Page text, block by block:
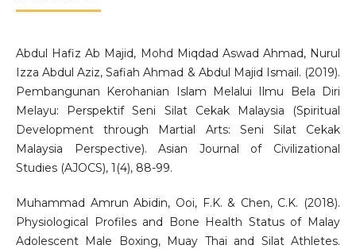
Abdul Hafiz Ab Majid, Mohd Miqdad Aswad Ahmad, Nurul
Izza Abdul Aziz, Safiah Ahmad & Abdul Majid Ismail. (2019).
Pembangunan Kerohanian Islam Melalui Ilmu Bela Diri
Melayu: Perspektif Seni Silat Cekak Malaysia (Spiritual
Development through Martial Arts: Seni Silat Cekak
Malaysia Perspective). Asian Journal of Civilizational
Studies (AJOCS), 1(4), 88-99.
Muhammad Amrun Abidin, Ooi, F.K. & Chen, C.K. (2018).
Physiological Profiles and Bone Health Status of Malay
Adolescent Male Boxing, Muay Thai and Silat Athletes.